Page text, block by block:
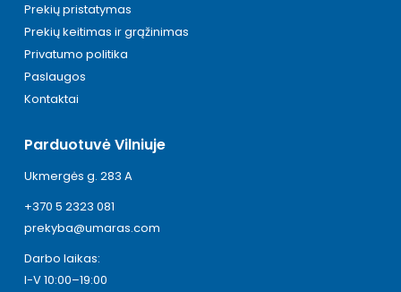
Prekių pristatymas
Prekių keitimas ir grąžinimas
Privatumo politika
Paslaugos
Kontaktai
Parduotuvė Vilniuje
Ukmergės g. 283 A
+370 5 2323 081
prekyba@umaras.com
Darbo laikas:
I-V 10:00–19:00